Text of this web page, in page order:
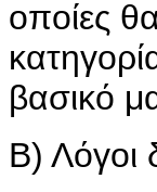
οποίες
βασικό
Β) Λόγοι